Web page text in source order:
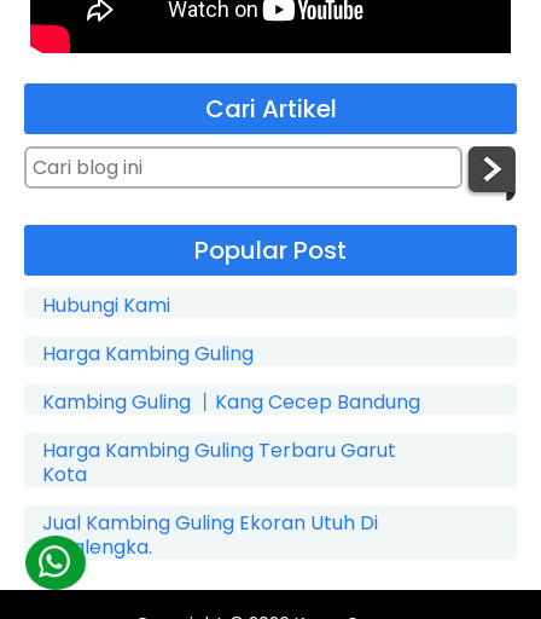
Cari Artikel
Popular Post
Hubungi Kami
Harga Kambing Guling
Kambing Guling 丨Kang Cecep Bandung
Harga Kambing Guling Terbaru Garut
Kota
Jual Kambing Guling Ekoran Utuh Di
Cicalengka.